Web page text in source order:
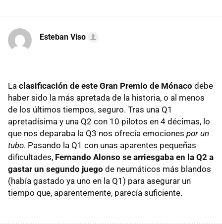
Esteban Viso
La clasificación de este Gran Premio de Mónaco debe
haber sido la más apretada de la historia, o al menos
de los últimos tiempos, seguro. Tras una Q1
apretadísima y una Q2 con 10 pilotos en 4 décimas, lo
que nos deparaba la Q3 nos ofrecía emociones por un
tubo. Pasando la Q1 con unas aparentes pequeñas
dificultades, Fernando Alonso se arriesgaba en la Q2 a
gastar un segundo juego de neumáticos más blandos
(había gastado ya uno en la Q1) para asegurar un
tiempo que, aparentemente, parecía suficiente.